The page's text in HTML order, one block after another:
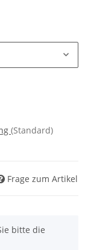
(Standard)
Frage zum Artikel
bitte die